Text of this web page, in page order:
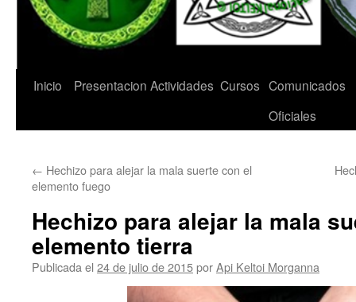
Saltar
Inicio Presentacion Actividades Cursos Comunicados
Oficiales
← Hechizo para alejar la mala suerte con el
elemento fuego
Hechizo para alejar la mala
elemento tierra
Publicada el 24 de julio de 2015porApi Keltoi Morganna